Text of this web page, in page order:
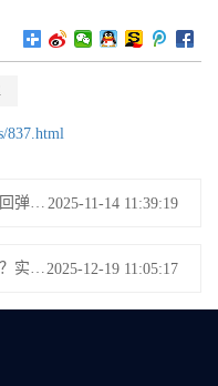
837.html
搞定冷拔丝加工痛点：从回弹到精度，一步解决 2025-11-14 11:39:19
使用冷拔丝需专业工具吗？实用解决方法2025-12-19 11:05:17